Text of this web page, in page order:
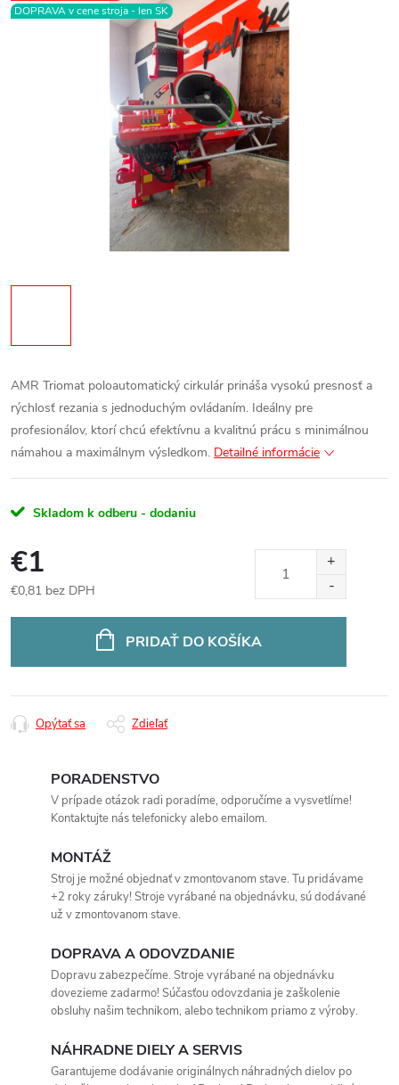
DOPRAVA v cene stroja - len SK
AMR Triomat poloautomatický cirkulár prináša vysokú presnosť a
rýchlosť rezania s jednoduchým ovládaním. Ideálny pre
profesionálov, ktorí chcú efektívnu a kvalitnú prácu s minimálnou
námahou a maximálnym výsledkom. Detailné informácie
Skladom k odberu - dodaniu
€1
€0,81 bez DPH
PRIDAŤ DO KOŠÍKA
Opýtať sa Zdieľať
PORADENSTVO
V prípade otázok radi poradíme, odporučíme a vysvetlíme!
Kontaktujte nás telefonicky alebo emailom.
MONTÁŽ
Stroj je možné objednať v zmontovanom stave. Tu pridávame
+2 roky záruky! Stroje vyrábané na objednávku, sú dodávané
už v zmontovanom stave.
DOPRAVA A ODOVZDANIE
Dopravu zabezpečíme. Stroje vyrábané na objednávku
dovezieme zadarmo! Súčasťou odovzdania je zaškolenie
obsluhy našim technikom, alebo technikom priamo z výroby.
NÁHRADNE DIELY A SERVIS
Garantujeme dodávanie originálnych náhradných dielov po